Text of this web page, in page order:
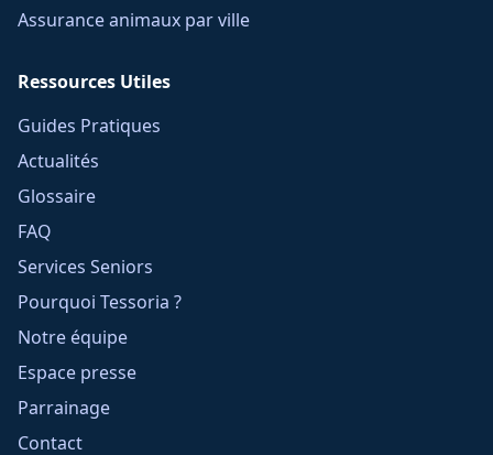
Assurance animaux par ville
Ressources Utiles
Guides Pratiques
Actualités
Glossaire
FAQ
Services Seniors
Pourquoi Tessoria ?
Notre équipe
Espace presse
Parrainage
Contact